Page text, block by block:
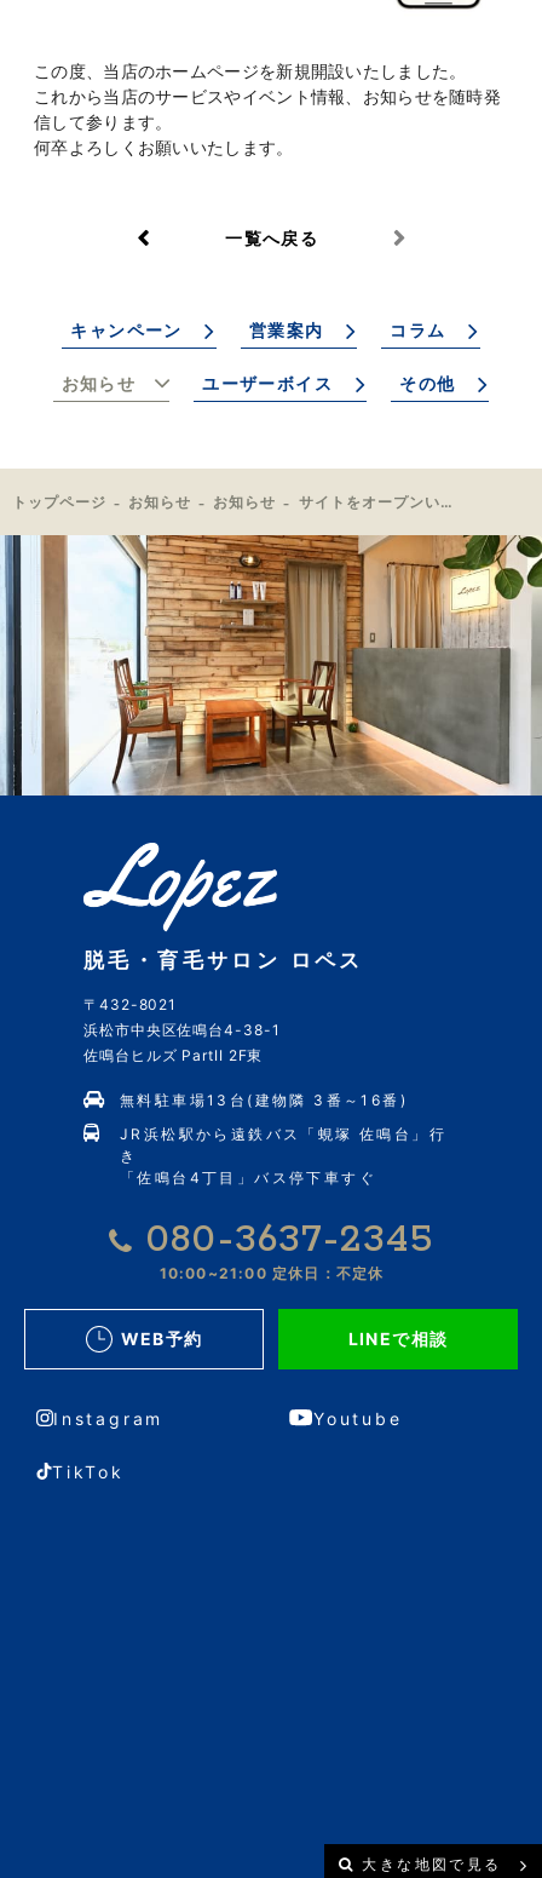
この度、当店のホームページを新規開設いたしました。
これから当店のサービスやイベント情報、お知らせを随時発
信して参ります。
何卒よろしくお願いいたします。
一覧へ戻る
キャンペーン 営業案内 コラム
お知らせ ユーザーボイス その他
トップページ お知らせ お知らせ サイトをオープンいたしました！
脱毛・育毛サロン ロペス
〒432-8021
浜松市中央区佐鳴台4-38-1
佐鳴台ヒルズ PartII 2F東
無料駐車場13台(建物隣 3番～16番)
JR浜松駅から遠鉄バス「蜆塚 佐鳴台」行
き
「佐鳴台4丁目」バス停下車すぐ
080-3637-2345
10:00~21:00 定休日：不定休
WEB予約 LINEで相談
Instagram Youtube
TikTok
大きな地図で見る